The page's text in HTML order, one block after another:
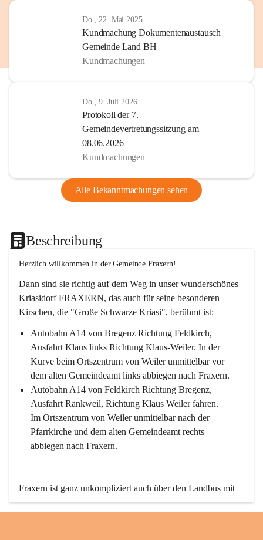
Do., 22. Mai 2025
Kundmachung Dokumentenaustausch
Gemeinde Land BH
Kundmachungen
Do., 9. Juli 2026
Protokoll der 7.
Gemeindevertretungssitzung am
08.06.2026
Kundmachungen
Alle Bekanntmachungen sehen
Beschreibung
Herzlich willkommen in der Gemeinde Fraxern!
Dann sind sie richtig auf dem Weg in unser wunderschönes
Kriasidorf FRAXERN, das auch für seine besonderen
Kirschen, die "Große Schwarze Kriasi", berühmt ist:
Autobahn A14 von Bregenz Richtung Feldkirch,
Ausfahrt Klaus links Richtung Klaus-Weiler. In der
Kurve beim Ortszentrum von Weiler unmittelbar vor
dem alten Gemeindeamt links abbiegen nach Fraxern.
Autobahn A14 von Feldkirch Richtung Bregenz,
Ausfahrt Rankweil, Richtung Klaus Weiler fahren.
Im Ortszentrum von Weiler unmittelbar nach der
Pfarrkirche und dem alten Gemeindeamt rechts
abbiegen nach Fraxern.
Fraxern ist ganz unkompliziert auch über den Landbus mit
den öffentlichen Verkehrsmitteln zu erreichen. Die Linie